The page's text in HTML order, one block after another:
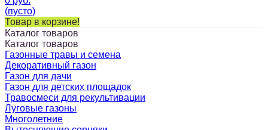
(пусто)
Товар в корзине!
Каталог товаров
Каталог товаров
Газонные травы и семена
Декоративный газон
Газон для дачи
Газон для детских площадок
Травосмеси для рекультивации
Луговые газоны
Многолетние